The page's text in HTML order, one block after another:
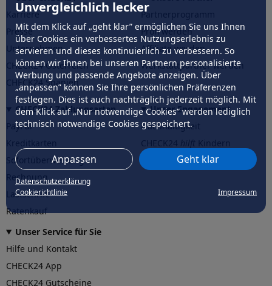
Unvergleichlich lecker
Mit dem Klick auf „geht klar” ermöglichen Sie uns Ihnen
über Cookies ein verbessertes Nutzungserlebnis zu
servieren und dieses kontinuierlich zu verbessern. So
können wir Ihnen bei unseren Partnern personalisierte
Werbung und passende Angebote anzeigen. Über
„anpassen” können Sie Ihre persönlichen Präferenzen
festlegen. Dies ist auch nachträglich jederzeit möglich. Mit
dem Klick auf „Nur notwendige Cookies” werden lediglich
technisch notwendige Cookies gespeichert.
Anpassen Geht klar
Datenschutzerklärung
Cookierichtlinie
Impressum
Karriere
Presse
Unternehmen
CHECK24 Österreich
CHECK24 Spanien
Partnerprogramm
Profi werden
Affiliate werden
Werkstattpartner werden
CHECK24 Zahlungsarten
PayPal
Sofortüberweisung
Rechnung
Lastschrift
Ratenkauf
Unser Engagement
Nachhaltigkeit
CHECK24hilftder Natur
Unser Service für Sie
Hilfe und Kontakt
CHECK24 App
CHECK24 Gutscheine